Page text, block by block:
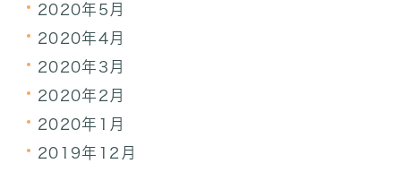
2020年5月
2020年4月
2020年3月
2020年2月
2020年1月
2019年12月